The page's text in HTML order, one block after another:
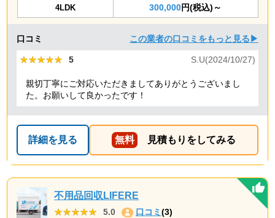
4LDK 300,000円(税込)～
口コミ この業者の口コミをもっと見る▶
★★★★★
★★★★★ 5 S.U(2024/10/27)
親切丁寧にご対応いただきましてありがとうございまし
た。お願いして良かったです！
詳細を見る 無料 見積もりをしてみる
不用品回収LIFERE
★★★★★
★★★★★ 5.0 口コミ (3)